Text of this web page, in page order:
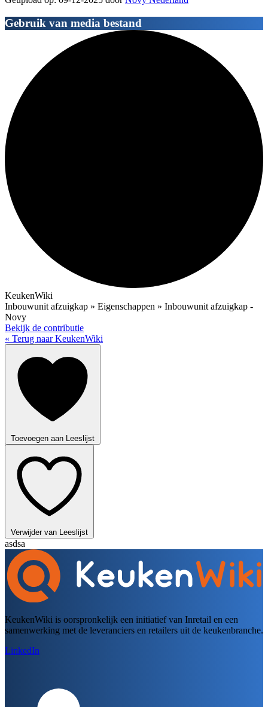
Gebruik van media bestand
KeukenWiki
Inbouwunit afzuigkap » Eigenschappen » Inbouwunit afzuigkap -
Novy
Bekijk de contributie
« Terug naar KeukenWiki
Toevoegen aan Leeslijst
Verwijder van Leeslijst
asdsa
KeukenWiki is oorspronkelijk een initiatief van Inretail en een
samenwerking met de leveranciers en retailers uit de keukenbranche.
LinkedIn